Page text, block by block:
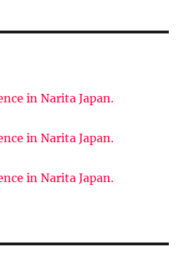
in Narita Japan.
in Narita Japan.
in Narita Japan.